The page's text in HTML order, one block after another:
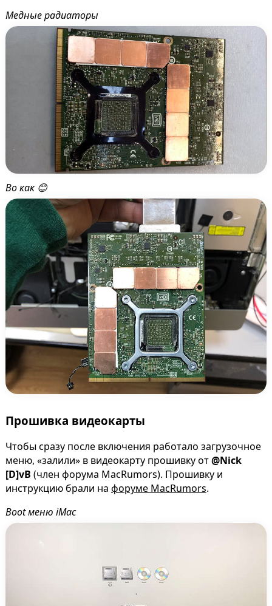
Медные радиаторы
Во как 😊
Прошивка видеокарты
Чтобы сразу после включения работало загрузочное
меню, «залили» в видеокарту прошивку от@Nick
[D]vB (член форума MacRumors). Прошивку и
инструкцию брали на форуме MacRumors.
Boot меню iMac